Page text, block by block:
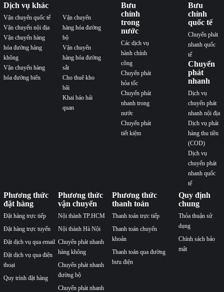
Dịch vụ khác
Vận chuyển quốc tế
Vận chuyển nội địa
Vận chuyển hàng
hóa đường hàng
không
Vận chuyển hàng
hóa đường biển
Vận chuyển
hàng hóa đường
bộ
Vận chuyển
hàng hóa đường
sắt
Cho thuê kho
bãi
Khai báo hải
quan
Bưu
chính
trong
nước
Các dịch vụ
hành chính
công
Chuyển phát
hỏa tốc
Chuyển phát
nhanh trong
nước
Chuyển phát
tiết kiệm
Bưu
chính
quốc tế
Chuyển phát
nhanh quốc
tế
Chuyển
phát
nhanh
Dịch vụ
chuyển phát
nhanh nội địa
Dịch vụ phát
hàng thu tiền
(COD)
Dịch vụ
chuyển phát
nhanh quốc
tế
Phương thức
đặt hàng
Đặt hàng trực tiếp
Đặt hàng trực tuyến
Đặt dịch vụ qua email
Đặt dịch vụ qua điện
thoại
Quy trình đặt hàng
Phương thức
vận chuyển
Nội thành TP.HCM
Nội thành Hà Nội
Chuyển phát nhanh
hàng không
Chuyển phát nhanh
đường bộ
Chuyển phát nhanh
Phương thức
thanh toán
Thanh toán trực tiếp
Thanh toán chuyển
khoản
Thanh toán qua đường
bưu điện
Quy định
chung
Thỏa thuận sử
dụng
Chính sách bảo
mật